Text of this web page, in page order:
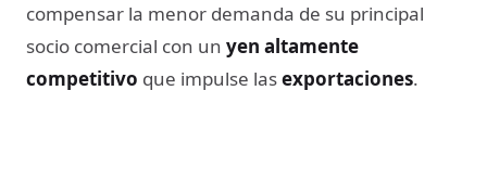
compensar la menor demanda de su principal
socio comercial con un yen altamente
competitivo que impulse lasexportaciones.